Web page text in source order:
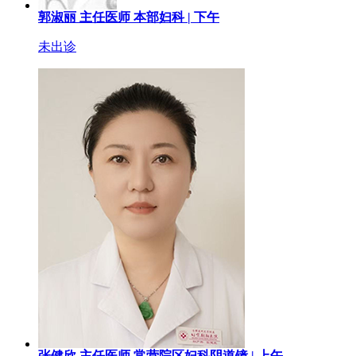
郭淑丽 主任医师 本部妇科 | 下午
未出诊